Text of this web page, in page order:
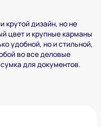
крутой дизайн, но не
цвет и крупные карманы
удобной, но и стильной,
во все деловые
для документов.